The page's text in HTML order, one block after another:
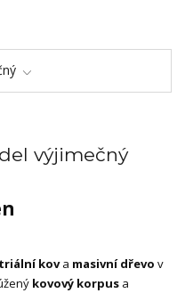
výjimečný
kova masivní dřevo v
kovový korpus a